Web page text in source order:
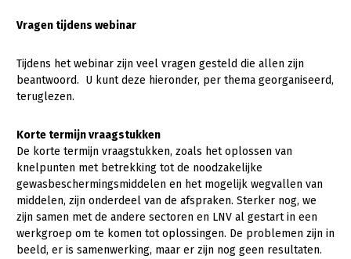
Schapenhouderij
Varkenshouderij
Paddenstoelen
Vollegrondsgroente
Over LTO
LTO Nederland
Mensen
Medewerkers
Vakgroepbestuurders
Vacatures
Pers
Contact
Vragen tijdens webinar
Tijdens het webinar zijn veel vragen gesteld die allen zijn
beantwoord. U kunt deze hieronder, per thema georganiseerd,
teruglezen.
Korte termijn vraagstukken
De korte termijn vraagstukken, zoals het oplossen van
knelpunten met betrekking tot de noodzakelijke
gewasbeschermingsmiddelen en het mogelijk wegvallen van
middelen, zijn onderdeel van de afspraken. Sterker nog, we
zijn samen met de andere sectoren en LNV al gestart in een
werkgroep om te komen tot oplossingen. De problemen zijn in
beeld, er is samenwerking, maar er zijn nog geen resultaten.